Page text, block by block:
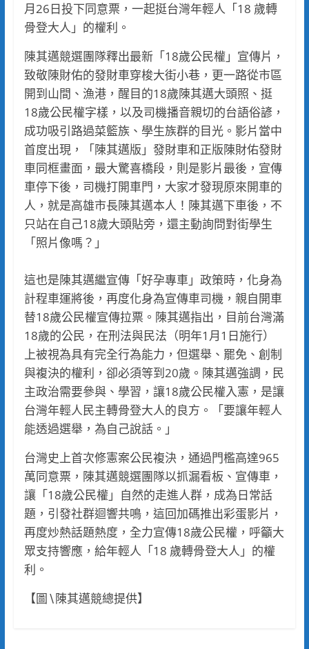
月26日投下同意票，一起挺台灣年輕人「18 歲轉
骨登大人」的權利。
陳其邁競選團隊釋出最新「18歲公民權」宣傳片，
致敬陳財佑的發財車穿梭大街小巷，更一路從市區
開到山間、漁港，醒目的18歲陳其邁大頭照、挺
18歲公民權字樣，以及司機播音親切的台語俗諺，
成功吸引路過菜籃族、學生族群的目光。影片當中
首度出現，「陳其邁版」發財車和正版陳財佑發財
車同框畫面，最大驚喜橋段，則是影片最後，宣傳
車停下後，司機打開車門，大家才發現原來開車的
人，就是高雄市長陳其邁本人！陳其邁下車後，不
只站在自己18歲大頭貼旁，還主動詢問對街學生
「照片像嗎？」
這也是陳其邁繼宣傳「好孕專車」政策時，化身為
計程車運將後，再度化身為宣傳車司機，親自開車
替18歲公民權宣傳拉票。陳其邁指出，目前台灣滿
18歲的公民，在刑法與民法（明年1月1日施行）
上被視為具有完全行為能力，但選舉、罷免、創制
與複決的權利，卻必須等到20歲。陳其邁強調，民
主政治需要參與、學習，讓18歲公民權入憲，是讓
台灣年輕人民主轉骨登大人的良方。「要讓年輕人
能透過選舉，為自己說話。」
台灣史上首次修憲案公民複決，通過門檻高達965
萬同意票，陳其邁競選團隊以抓漏看板、宣傳車，
讓「18歲公民權」自然的走進人群，成為日常話
題，引發社群迴響共鳴，這回加碼推出彩蛋影片，
再度炒熱話題熱度，全力宣傳18歲公民權，呼籲大
眾支持響應，給年輕人「18 歲轉骨登大人」的權
利。
【圖∖陳其邁競總提供】